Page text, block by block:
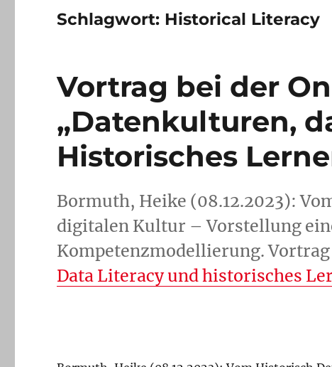
Schlagwort: Historical Literacy
Vortrag bei der
„Datenkulturen,
Historisches
Bormuth, Heike (08.12.2023):
digitalen Kultur – Vorstellung
Kompetenzmodellierung.
Data Literacy und historisches